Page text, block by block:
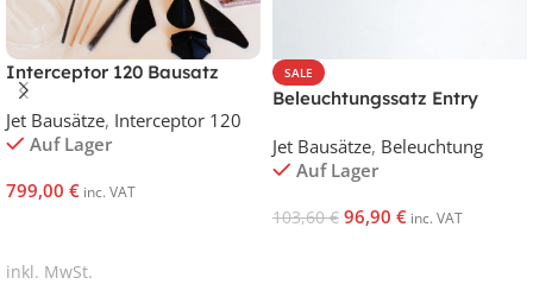
Interceptor 120 Bausatz
Jet Bausätze, Interceptor 120
Auf Lager
799,00 € inc. VAT
inkl. MwSt.
SALE
Beleuchtungssatz Entry
Jet Bausätze, Beleuchtung
Auf Lager
103,60€ 96,90 € inc. VAT